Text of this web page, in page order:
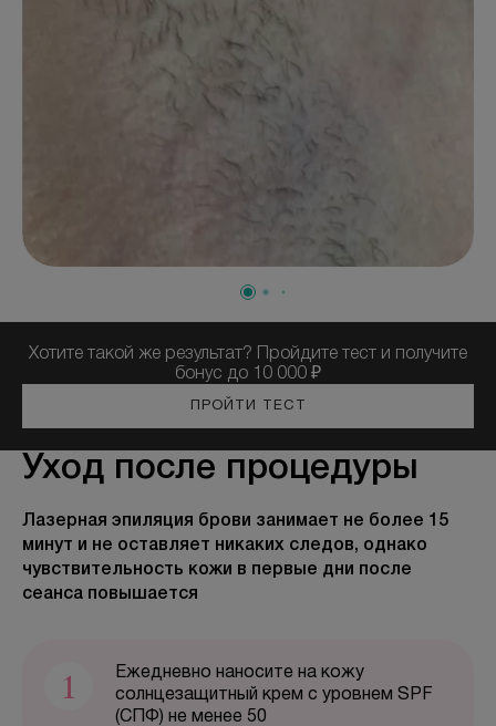
Вопрос-ответ
ул. Петровка, 26, стр. 3
пн-вс: 10:00-22:00
Хотите такой же результат? Пройдите тест и получите
бонус до 10 000 ₽
ПРОЙТИ ТЕСТ
Уход после процедуры
Лазерная эпиляция брови занимает не более 15
минут и не оставляет никаких следов, однако
чувствительность кожи в первые дни после
сеанса повышается
1
Ежедневно наносите на кожу
солнцезащитный крем с уровнем SPF
(СПФ) не менее 50